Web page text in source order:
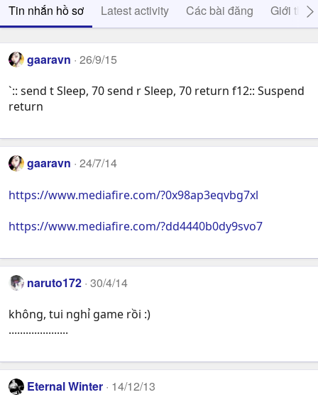
Tin nhắn hồ sơ Latest activity Các bài đăng Giới thiệu
gaaravn 26/9/15
`:: send t Sleep, 70 send r Sleep, 70 return f12:: Suspend
return
gaaravn 24/7/14
https://www.mediafire.com/?0x98ap3eqvbg7xl
https://www.mediafire.com/?dd4440b0dy9svo7
naruto172 30/4/14
không, tui nghỉ game rồi :)
.....................
Eternal Winter 14/12/13